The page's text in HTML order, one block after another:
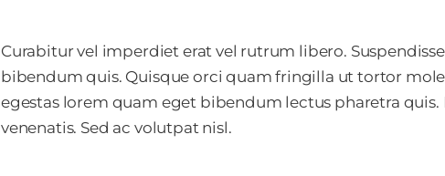
Curabitur vel imperdiet erat vel rutrum libero.
bibendum quis. Quisque orci quam fringilla ut tortor
egestas lorem quam eget bibendum lectus pharetra
venenatis. Sed ac volutpat nisl.